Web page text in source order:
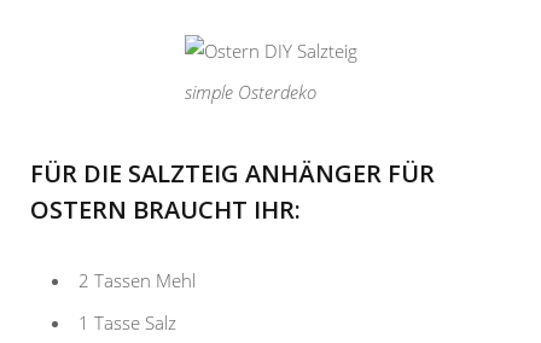
simple Osterdeko
FÜR DIE SALZTEIG ANHÄNGER FÜR
OSTERN BRAUCHT IHR:
2 Tassen Mehl
1 Tasse Salz